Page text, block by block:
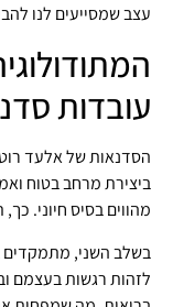
עצב שמסייעים לנו
עובדות
הסדנאות של אלעד
ביצירת מרחב בטוח
מהווים בסיס חיוני.
בשלב השני, מתמקדים
לזהות רגשות בעצמם